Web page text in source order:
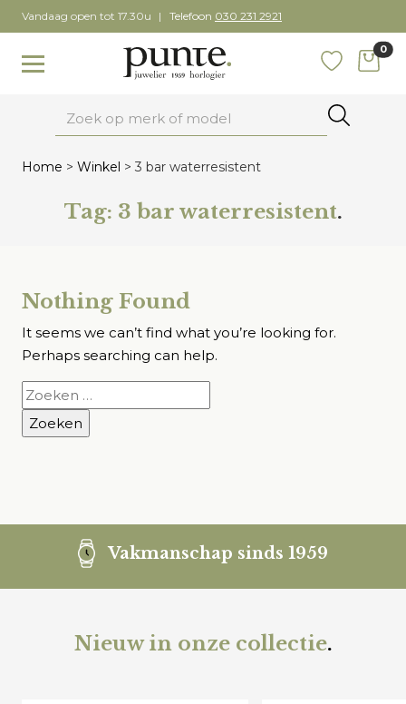
Skip
to
content
Vandaag open tot 17.30u Telefoon 030 231 2921
Toggle navigation
0
Home > Winkel > 3 bar waterresistent
Tag: 3 bar waterresistent.
Nothing Found
It seems we can’t find what you’re looking for.
Perhaps searching can help.
Zoeken
naar:
Vakmanschap sinds 1959
Nieuw in onze collectie.